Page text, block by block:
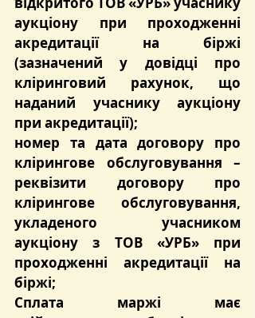
аукціону при проходженні
акредитації на біржі
(зазначений у довідці про
кліринговий рахунок, що
наданий учаснику аукціону
при акредитації);
номер та дата договору про
клірингове обслуговування –
реквізити договору про
клірингове обслуговування,
укладеного учасником
аукціону з ТОВ «УРБ» при
проходженні акредитації на
біржі;
Сплата маржі має